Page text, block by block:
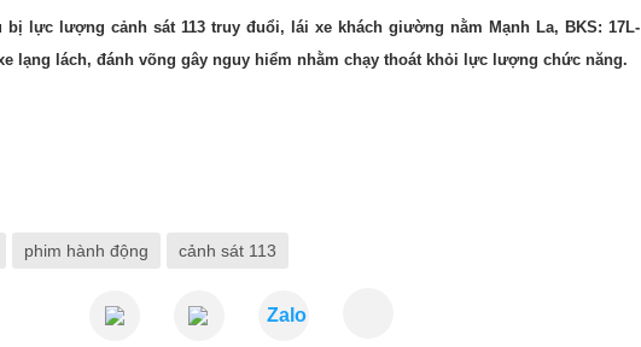
bị lực lượng cảnh sát 113 truy đuổi, lái xe khách giường nằm Mạnh La, BKS: 17L-
lạng lách, đánh võng gây nguy hiểm nhằm chạy thoát khỏi lực lượng chức năng.
phim hành động cảnh sát 113
Zalo